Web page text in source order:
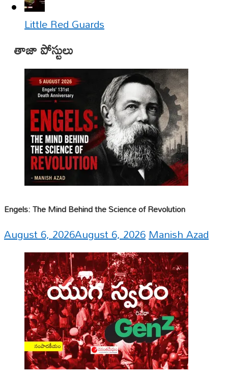
Little Red Guards
తాజా పోస్టులు
Engels: The Mind Behind the Science of Revolution
August 6, 2026August 6, 2026Manish Azad